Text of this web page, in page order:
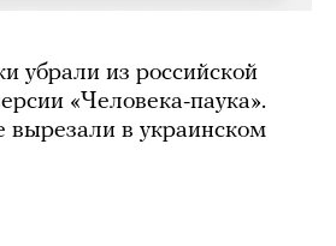
убрали из российской
«Человека-паука».
вырезали в украинском